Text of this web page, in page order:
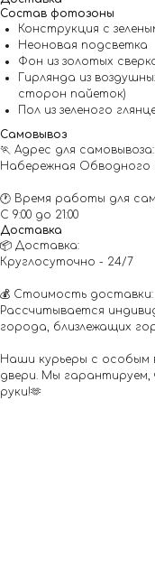
Состав фотозоны
Конструкция с
Неоновая подсветка
Фон из золотых
Гирлянда из
сторон пайеток)
Пол из зеленого
Самовывоз
🏃 Адрес для самовывоза:
Набережная Обводного
🕐 Время работы для
С 9:00 до 21:00
Доставка
📦 Доставка:
Круглосуточно - 24/7
💰 Стоимость доставки:
Рассчитывается
города, близлежащих
Наши курьеры с
двери. Мы гарантируем,
руки!🫶